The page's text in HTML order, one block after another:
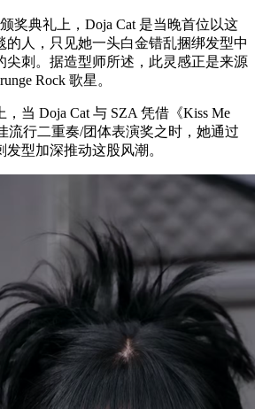
典礼上，Doja Cat 是当晚首位以这
的人，只见她一头白金错乱捆绑发型中
尖刺。据造型师所述，此灵感正是来源
Rock 歌星。
Doja Cat 与 SZA 凭借《Kiss Me
流行二重奏/团体表演奖之时，她通过
型加深推动这股风潮。